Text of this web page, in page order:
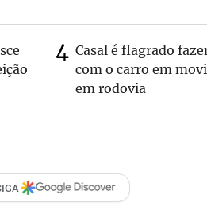
Casal é flagrado
com o carro em
em rodovia